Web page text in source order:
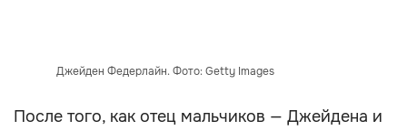
Джейден Федерлайн. Фото: Getty Images
После того, как отец мальчиков — Джейдена и